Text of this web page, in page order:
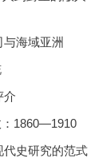
与海域亚洲
介
：1860—1910
史研究的范式